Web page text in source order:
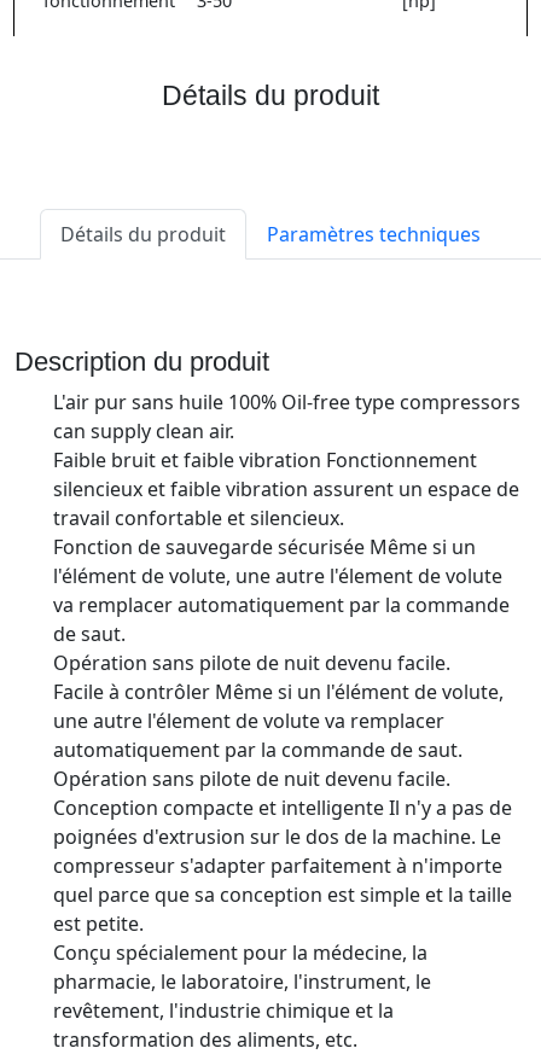
Détails du produit
Détails du produit Paramètres techniques
Description du produit
L'air pur sans huile 100% Oil-free type compressors
can supply clean air.
Faible bruit et faible vibration Fonctionnement
silencieux et faible vibration assurent un espace de
travail confortable et silencieux.
Fonction de sauvegarde sécurisée Même si un
l'élément de volute, une autre l'élement de volute
va remplacer automatiquement par la commande
de saut.
Opération sans pilote de nuit devenu facile.
Facile à contrôler Même si un l'élément de volute,
une autre l'élement de volute va remplacer
automatiquement par la commande de saut.
Opération sans pilote de nuit devenu facile.
Conception compacte et intelligente Il n'y a pas de
poignées d'extrusion sur le dos de la machine. Le
compresseur s'adapter parfaitement à n'importe
quel parce que sa conception est simple et la taille
est petite.
Conçu spécialement pour la médecine, la
pharmacie, le laboratoire, l'instrument, le
revêtement, l'industrie chimique et la
transformation des aliments, etc.